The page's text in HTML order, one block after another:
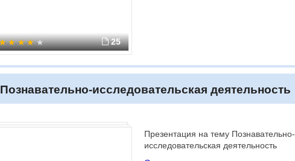
25
Познавательно-исследовательская деятельность
Презентация на тему Познавательно-
исследовательская деятельность